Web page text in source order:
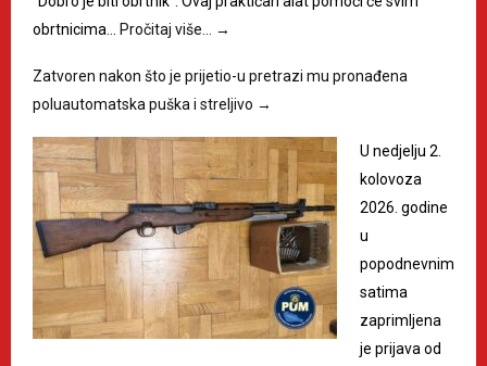
obrtnicima…
Pročitaj više… →
Zatvoren nakon što je prijetio-u pretrazi mu pronađena
poluautomatska puška i streljivo →
U nedjelju 2.
kolovoza
2026. godine
u
popodnevnim
satima
zaprimljena
je prijava od